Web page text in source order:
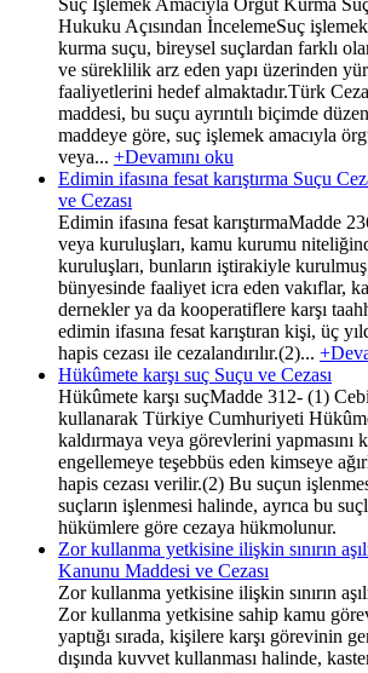
Hukuku Açısından İncelemeSuç
kurma suçu, bireysel suçlardan farklı
ve süreklilik arz eden yapı üzerinden
faaliyetlerini hedef almaktadır.Türk
maddesi, bu suçu ayrıntılı biçimde
maddeye göre, suç işlemek amacıyla
veya... +Devamını oku
Edimin ifasına fesat karıştırma Suçu
ve Cezası
Edimin ifasına fesat karıştırmaMadde
veya kuruluşları, kamu kurumu
kuruluşları, bunların iştirakiyle
bünyesinde faaliyet icra eden vakıflar,
dernekler ya da kooperatiflere karşı
edimin ifasına fesat karıştıran kişi, üç
hapis cezası ile cezalandırılır.(2)...
Hükûmete karşı suç Suçu ve Cezası
Hükûmete karşı suçMadde 312- (1)
kullanarak Türkiye Cumhuriyeti
kaldırmaya veya görevlerini yapmasını
engellemeye teşebbüs eden kimseye
hapis cezası verilir.(2) Bu suçun
suçların işlenmesi halinde, ayrıca bu
hükümlere göre cezaya hükmolunur.
Zor kullanma yetkisine ilişkin sınırın
Kanunu Maddesi ve Cezası
Zor kullanma yetkisine ilişkin sınırın
Zor kullanma yetkisine sahip kamu
yaptığı sırada, kişilere karşı görevinin
dışında kuvvet kullanması halinde,